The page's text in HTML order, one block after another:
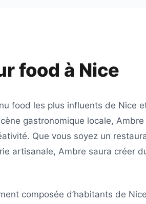
food à Nice
food les plus influents de Nice
gastronomique locale, Ambre
Que vous soyez un
artisanale, Ambre saura créer
composée d’habitants de Nice